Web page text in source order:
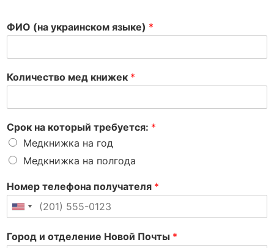
ФИО (на украинском языке) *
Количество мед книжек *
Срок на который требуется: *
Медкнижка на год
Медкнижка на полгода
Номер телефона получателя *
United States +1
Город и отделение Новой Почты *